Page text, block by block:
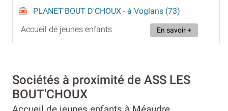
PLANET'BOUT D'CHOUX - à Voglans (73)
Accueil de jeunes enfants
En savoir +
Sociétés à proximité de ASS LES
BOUT'CHOUX